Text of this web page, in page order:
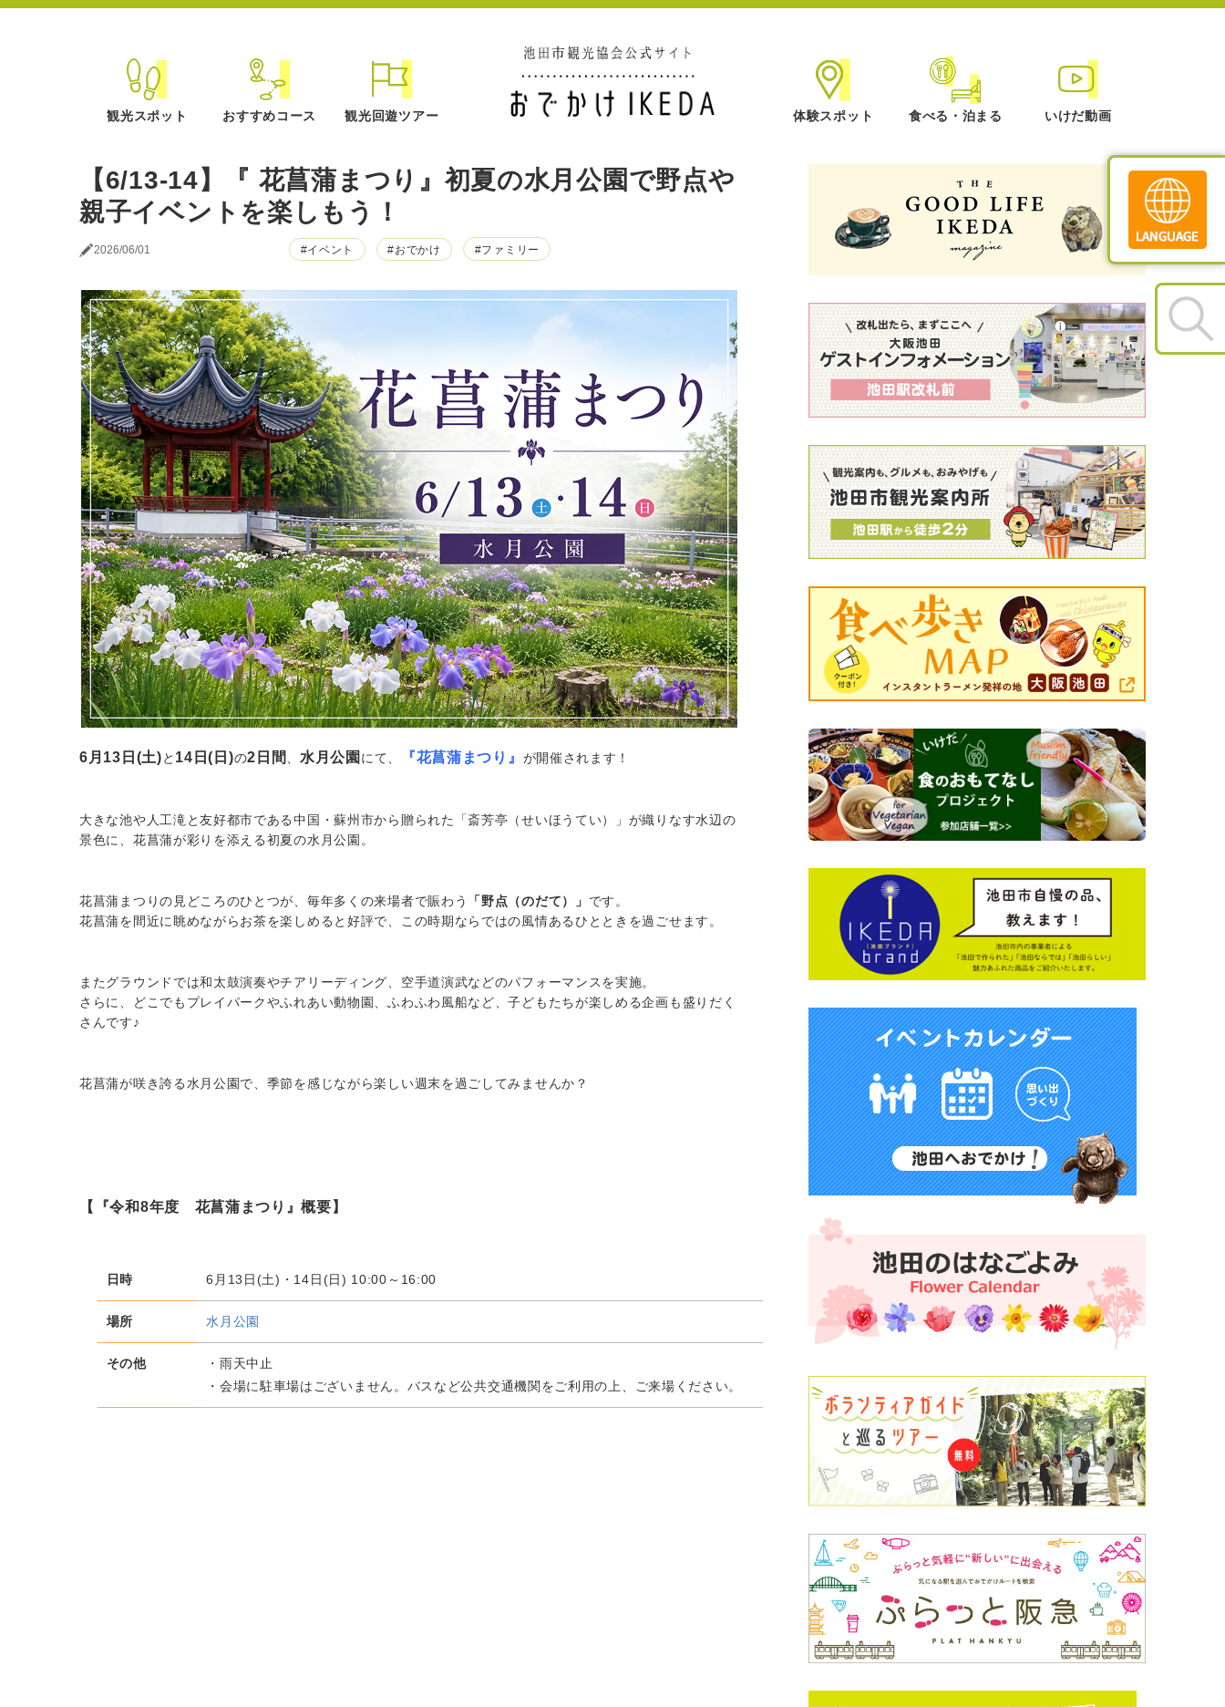
観光スポット おすすめコース 観光回遊ツアー 体験スポット 食べる・泊まる いけだ動画
【6/13-14】『 花菖蒲まつり』初夏の水月公園で野点や
親子イベントを楽しもう！
2026/06/01 #イベント #おでかけ #ファミリー
6月13日(土)と 14日(日)の2日間、水月公園 にて、 『花菖蒲まつり』 が開催されます！
大きな池や人工滝と友好都市である中国・蘇州市から贈られた「斎芳亭（せいほうてい）」が織りなす水辺の
景色に、花菖蒲が彩りを添える初夏の水月公園。
花菖蒲まつりの見どころのひとつが、毎年多くの来場者で賑わう 「野点（のだて）」 です。
花菖蒲を間近に眺めながらお茶を楽しめると好評で、この時期ならではの風情あるひとときを過ごせます。
またグラウンドでは和太鼓演奏やチアリーディング、空手道演武などのパフォーマンスを実施。
さらに、どこでもプレイパークやふれあい動物園、ふわふわ風船など、子どもたちが楽しめる企画も盛りだく
さんです♪
花菖蒲が咲き誇る水月公園で、季節を感じながら楽しい週末を過ごしてみませんか？
【『令和8年度 花菖蒲まつり』概要】
日時 6月13日(土)・14日(日) 10:00～16:00
場所 水月公園
その他
・雨天中止
・会場に駐車場はございません。バスなど公共交通機関をご利用の上、ご来場ください。
Translate
»